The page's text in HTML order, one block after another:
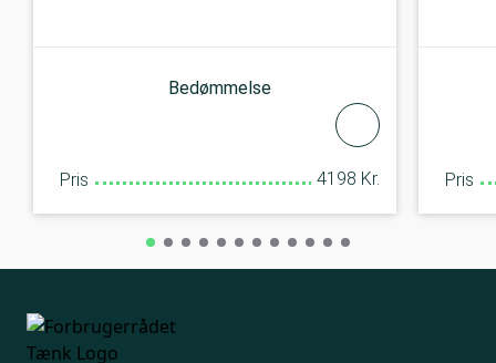
Bedømmelse
Pris 4198 Kr. Pris